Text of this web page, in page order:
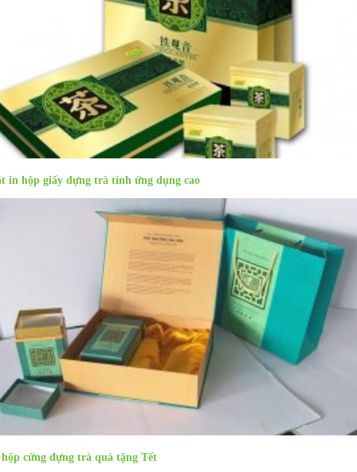
in hộp giấy đựng trà tính ứng dụng cao
cứng đựng trà quà tặng Tết